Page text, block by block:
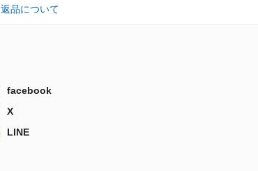
返品について
facebook
X
LINE